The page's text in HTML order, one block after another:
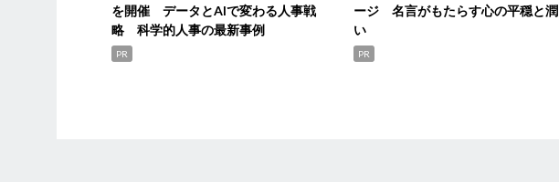
を開催 データとAIで変わる人事戦
略 科学的人事の最新事例
PR
ージ 名言がもたらす心の平穏と潤
い
PR